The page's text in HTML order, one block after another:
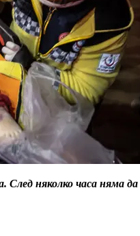
няколко часа няма